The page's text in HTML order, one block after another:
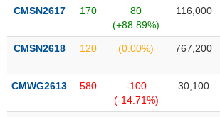
CMSN2617 170
80
(+88.89%)
116,000
CMSN2618 120 (0.00%) 767,200
CMWG2613 580
-100
(-14.71%)
30,100
CHĂM
SỨC